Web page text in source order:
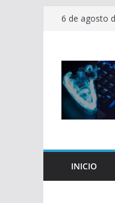
Saltar6 de agosto
INICIO